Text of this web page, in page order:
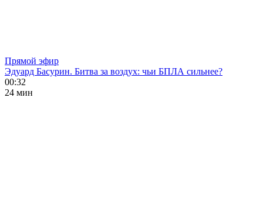
Прямой эфир
Эдуард Басурин. Битва за воздух: чьи БПЛА сильнее?
00:32
24 мин